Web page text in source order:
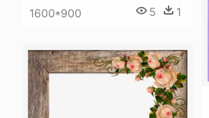
1600*900 5 1